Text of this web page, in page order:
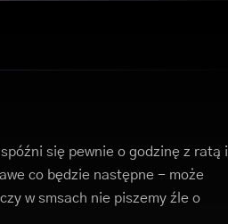
się pewnie o godzinę z ratą i
co będzie następne - może
w smsach nie piszemy źle o